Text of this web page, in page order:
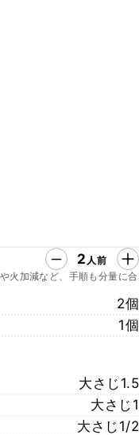
2 人前
火加減など、手順も分量に合
2個
1個
大さじ1.5
大さじ1
大さじ1/2